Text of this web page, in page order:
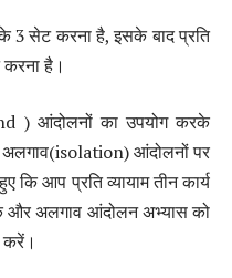
3 सेट करना है, इसके बाद प्रति
है।
) आंदोलनों का उपयोग करके
आंदोलनों पर
कि आप प्रति व्यायाम तीन कार्य
अलगाव आंदोलन अभ्यास को